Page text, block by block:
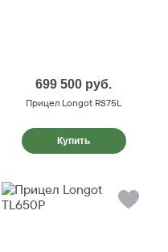
699 500 руб.
Прицел Longot RS75L
Купить